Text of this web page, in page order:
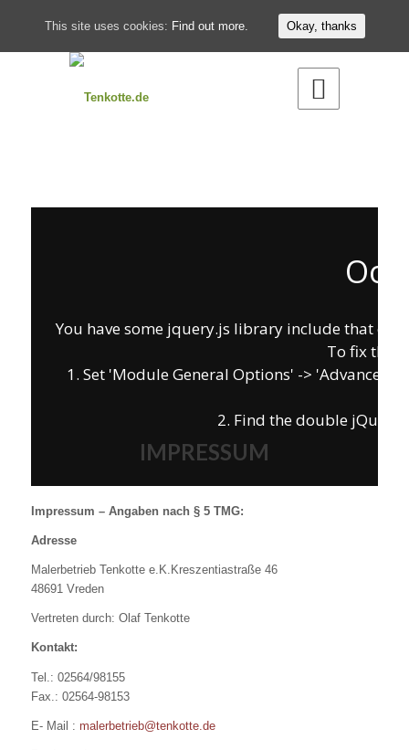
You have some jquery.js library include that
To fix this,
1. Set 'Module General Options' -> 'Advanced'
2. Find the double
IMPRESSUM
Impressum – Angaben nach § 5 TMG:
Adresse
Malerbetrieb Tenkotte e.K.Kreszentiastraße 46
48691 Vreden
Vertreten durch: Olaf Tenkotte
Kontakt:
Tel.: 02564/98155
Fax.: 02564-98153
E- Mail : malerbetrieb@tenkotte.de
This site uses cookies: Find out more. Okay, thanks